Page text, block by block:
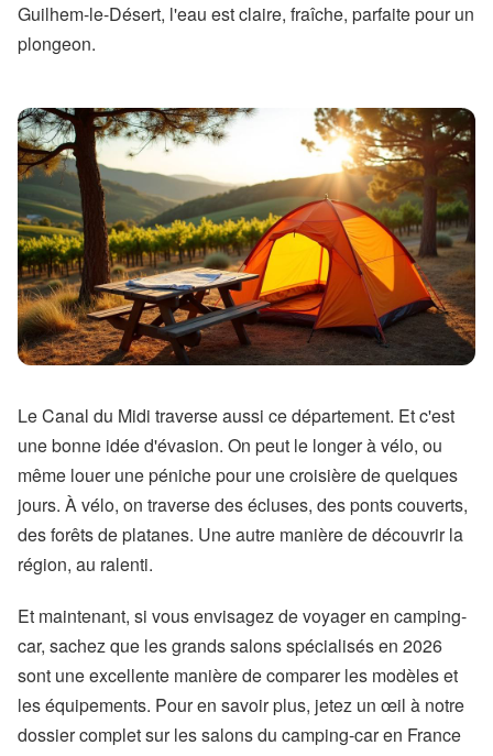
Guilhem-le-Désert, l'eau est claire, fraîche, parfaite pour un
plongeon.
Le Canal du Midi traverse aussi ce département. Et c'est
une bonne idée d'évasion. On peut le longer à vélo, ou
même louer une péniche pour une croisière de quelques
jours. À vélo, on traverse des écluses, des ponts couverts,
des forêts de platanes. Une autre manière de découvrir la
région, au ralenti.
Et maintenant, si vous envisagez de voyager en camping-
car, sachez que les grands salons spécialisés en 2026
sont une excellente manière de comparer les modèles et
les équipements. Pour en savoir plus, jetez un œil à notre
dossier complet sur les salons du camping-car en France